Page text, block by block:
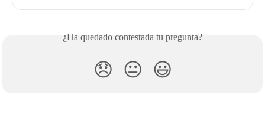
¿Ha quedado contestada tu pregunta?
😞 😐 😃